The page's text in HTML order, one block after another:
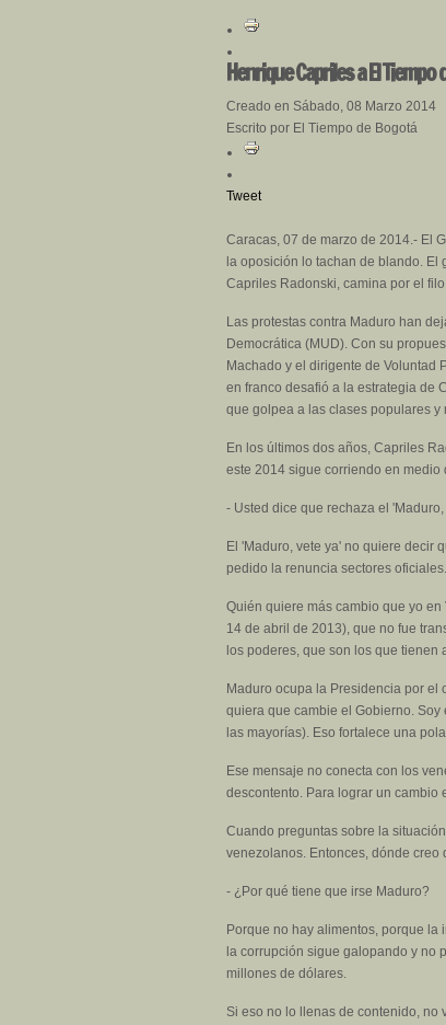
Henrique Capriles a El
Creado en Sábado, 08 Marzo 2014
Escrito por El Tiempo de Bogotá
Tweet
Caracas, 07 de marzo de 2014.- El
la oposición lo tachan de blando.
Capriles Radonski, camina por el
Las protestas contra Maduro han
Democrática (MUD). Con su
Machado y el dirigente de Voluntad
en franco desafió a la estrategia de
que golpea a las clases populares y
En los últimos dos años, Capriles
este 2014 sigue corriendo en
- Usted dice que rechaza el
El 'Maduro, vete ya' no quiere decir
pedido la renuncia sectores
Quién quiere más cambio que yo
14 de abril de 2013), que no fue
los poderes, que son los que tienen
Maduro ocupa la Presidencia por
quiera que cambie el Gobierno.
las mayorías). Eso fortalece una
Ese mensaje no conecta con los
descontento. Para lograr un cambio
Cuando preguntas sobre la
venezolanos. Entonces, dónde
- ¿Por qué tiene que irse Maduro?
Porque no hay alimentos, porque
la corrupción sigue galopando y no
millones de dólares.
Si eso no lo llenas de contenido, no